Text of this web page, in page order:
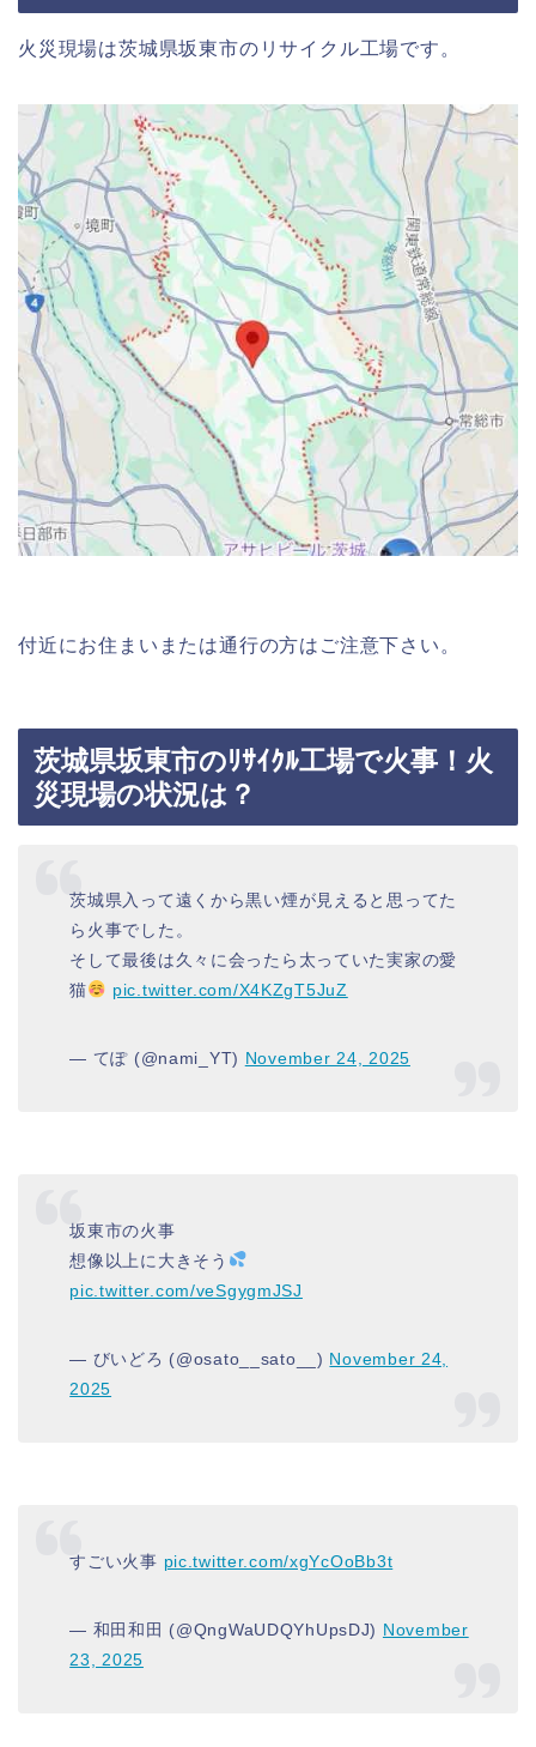
火災現場は茨城県坂東市のリサイクル工場です。
付近にお住まいまたは通行の方はご注意下さい。
茨城県坂東市のﾘｻｲｸﾙ工場で火事！火
災現場の状況は？
茨城県入って遠くから黒い煙が見えると思ってた
ら火事でした。
そして最後は久々に会ったら太っていた実家の愛
猫
pic.twitter.com/X4KZgT5JuZ
— てぽ (@nami_YT) November 24, 2025
坂東市の火事
想像以上に大きそう
pic.twitter.com/veSgygmJSJ
— びいどろ (@osato__sato__) November 24,
2025
すごい火事 pic.twitter.com/xgYcOoBb3t
— 和田和田 (@QngWaUDQYhUpsDJ) November
23, 2025